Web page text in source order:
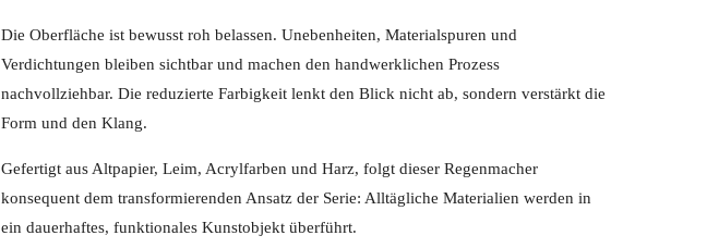
Die Oberfläche ist bewusst roh belassen. Unebenheiten, Materialspuren und
Verdichtungen bleiben sichtbar und machen den handwerklichen Prozess
nachvollziehbar. Die reduzierte Farbigkeit lenkt den Blick nicht ab, sondern verstärkt die
Form und den Klang.
Gefertigt aus Altpapier, Leim, Acrylfarben und Harz, folgt dieser Regenmacher
konsequent dem transformierenden Ansatz der Serie: Alltägliche Materialien werden in
ein dauerhaftes, funktionales Kunstobjekt überführt.